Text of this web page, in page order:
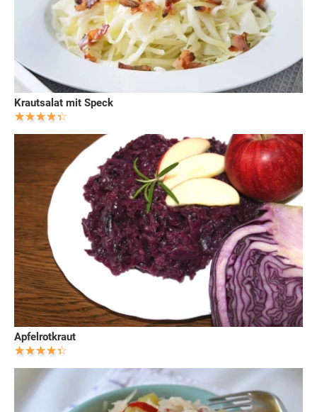
Krautsalat mit Speck
Apfelrotkraut